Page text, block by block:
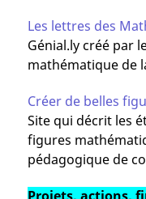
Les lettres des
Génial.ly créé par
mathématique de
Créer de belles
Site qui décrit les
figures
pédagogique de
Projets, actions,